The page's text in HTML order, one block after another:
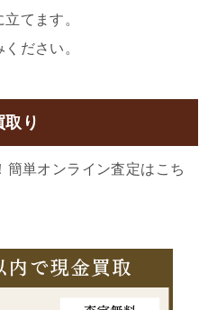
てます。
ださい。
り
単オンライン査定はこち